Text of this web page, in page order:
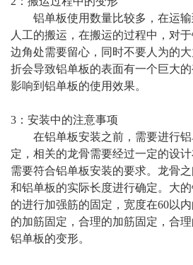
铝单板使用数量比较多，在运
人工的搬运，在搬运的过程中，对
边角处需要留心，同时不要人为的
折会导致铝单板的表面有一个巨大
影响到铝单板的使用效果。
3：安装中的注意事项
在铝单板安装之前，需要进行
定，相关的龙骨需要经过一定的设
需要符合铝单板安装的要求。龙骨
和铝单板的实际长度进行确定。大
的进行加强筋的固定，宽度在60以
的加筋固定，合理的加筋固定，合
铝单板的变形。